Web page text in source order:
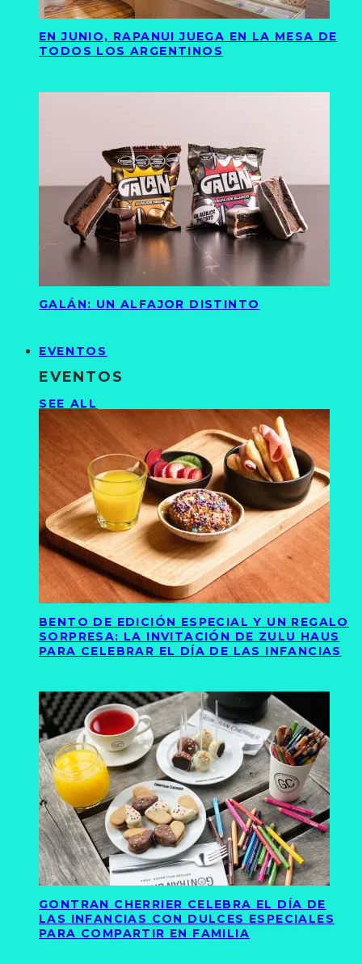
EN JUNIO, RAPANUI JUEGA EN LA MESA DE
TODOS LOS ARGENTINOS
GALÁN: UN ALFAJOR DISTINTO
EVENTOS
EVENTOS
SEE ALL
BENTO DE EDICIÓN ESPECIAL Y UN REGALO
SORPRESA: LA INVITACIÓN DE ZULU HAUS
PARA CELEBRAR EL DÍA DE LAS INFANCIAS
GONTRAN CHERRIER CELEBRA EL DÍA DE
LAS INFANCIAS CON DULCES ESPECIALES
PARA COMPARTIR EN FAMILIA